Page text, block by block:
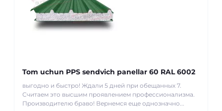
Tom uchun PPS sendvich panellar 60 RAL 6002
выгодно и быстро! Ждали 5 дней при обещанных 7.
Считаем это высшим проявлением профессионализма.
Производителю браво! Вернемся еще однозначно...